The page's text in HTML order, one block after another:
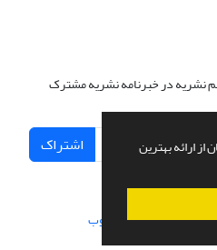
ارائه بهترین
نشریه در خبرنامه نشریه مشترک
اشتراک
و پیاده سازی از سیناوب